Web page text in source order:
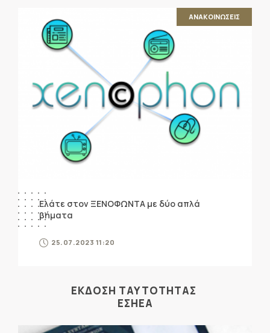
ΑΝΑΚΟΙΝΩΣΕΙΣ
Ελάτε στον ΞΕΝΟΦΩΝΤΑ με δύο απλά
βήματα
25.07.2023 11:20
ΕΚΔΟΣΗ ΤΑΥΤΟΤΗΤΑΣ
ΕΣΗΕΑ